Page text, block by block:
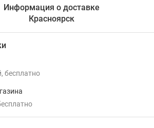
Информация о доставке
Красноярск
Бесплатно
Бесплатно